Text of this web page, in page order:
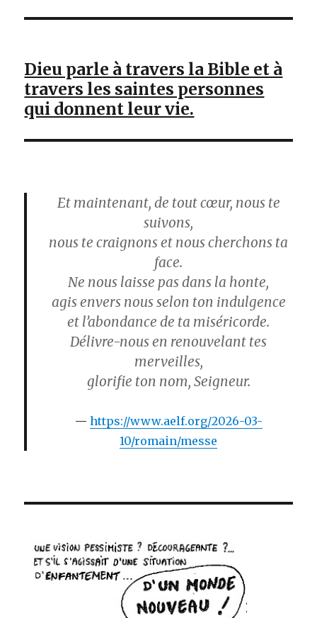
Dieu parle à travers la Bible et à
travers les saintes personnes
qui donnent leur vie.
Et maintenant, de tout cœur, nous te
suivons,
nous te craignons et nous cherchons ta
face.
Ne nous laisse pas dans la honte,
agis envers nous selon ton indulgence
et l’abondance de ta miséricorde.
Délivre-nous en renouvelant tes
merveilles,
glorifie ton nom, Seigneur.
https://www.aelf.org/2026-03-
10/romain/messe